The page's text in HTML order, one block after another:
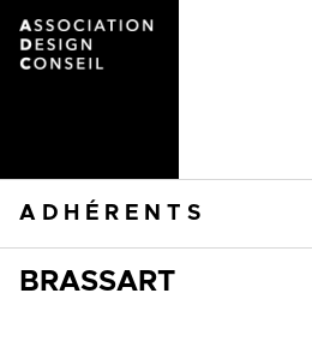
ADHÉRENTS
BRASSART